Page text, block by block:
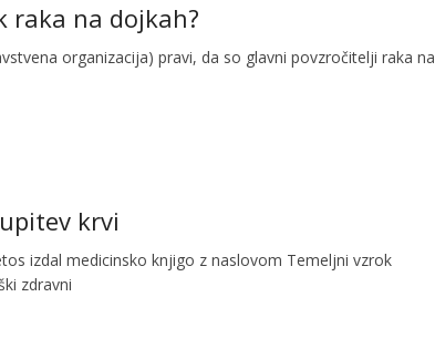
raka na dojkah?
organizacija) pravi, da so glavni povzročitelji raka na
krvi
izdal medicinsko knjigo z naslovom Temeljni vzrok
zdravni